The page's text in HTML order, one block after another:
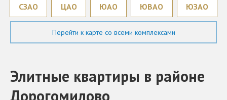
СЗАО ЦАО ЮАО ЮВАО ЮЗАО
Перейти к карте со всеми комплексами
Элитные квартиры в районе
Дорогомилово